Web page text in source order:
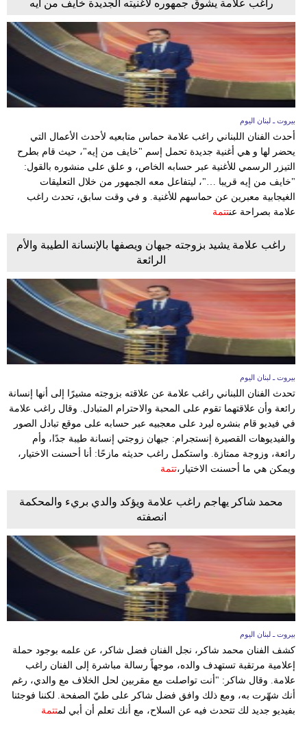
راغب علامة يشوق جمهوره لأغنيته الجديدة خايف من أيه
بيروت ـ لبنان اليوم
أحدث الفنان اللبناني راغب علامة حماس متابعيه لأحدث الأعمال التي
يحضر لها و هي أغنية جديدة تحمل إسم "خايف من إيه"، حيث قام بطرح
التيزر الرسمي للأغنية عبر حسابه الخاص، و علق على منشوره بالقول:
"خايف من إيه قريبا …"، ليتفاعل معه الجمهور من خلال التعليقات
الغيجابية معبرين عن حماسهم للأغنية. و في وقت سابق، تحدث راغب
علامة بصراحة عنتتمة
راغب علامة يشيد بزوجته جيهان ويصفها بالإنسانة الطيبة والأم
الرائعة
بيروت ـ لبنان اليوم
تحدث الفنان اللبناني راغب علامة عن علاقته بزوجته مشيرًا إلى أنها إنسانة
رائعة وأن علاقتهما تقوم على المحبة والاحترام المتبادل. وقال راغب علامة
في فيديو قام بنشره ليرد على معجبيه عبر حسابه على موقع تبادل الصور
والفيديوهات القصيرة إنستجرام: جيهان زوجتي إنسانة طيبة جدًا، وأم
رائعة، وزوجة ممتازة. واستكمل راغب حديثه مازحًا: أنا أحسنت الاختيار،
ويمكن هي ما أحسنت الاختيار،تتمة
محمد شاكر يهاجم راغب علامة ويؤكد والدي بريء والمحكمة
انصفته
بيروت ـ لبنان اليوم
كشف الفنان محمد شاكر، نجل الفنان فضل شاكر، عن علمه بوجود حملة
إعلامية مرتقبة تستهدف والده، موجهاً رسالة مباشرة إلى الفنان راغب
علامة. وقال شاكر: "أنت تواصلت مع مقربين لحل الخلاف مع والدي، رغم
أنك شهّرت به، ومع ذلك وافق فضل شاكر على طيّ الصفحة. لكننا فوجئنا
بفيديو جديد لك تتحدث فيه عن السلاح، مع أنك تعلم أن أبي لمتتمة